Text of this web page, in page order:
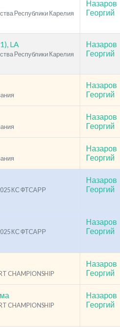
Республики Карелия
Назаров
Георгий
LA
Республики Карелия
Назаров
Георгий
Назаров
Георгий
Назаров
Георгий
Назаров
Георгий
КС ФТСАРР
Назаров
Георгий
КС ФТСАРР
Назаров
Георгий
CHAMPIONSHIP
Назаров
Георгий
CHAMPIONSHIP
Назаров
Георгий